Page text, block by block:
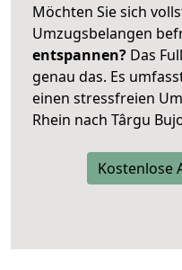
Möchten Sie sich
Umzugsbelangen
entspannen? Das
genau das. Es
einen stressfreien
Rhein nach Târgu
Kostenlose